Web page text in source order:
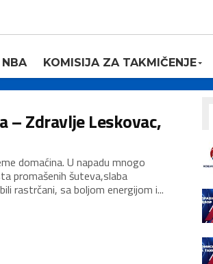
NBA KOMISIJA ZA TAKMIČENJE
– Zdravlje Leskovac,
domaćina. U napadu mnogo
promašenih šuteva,slaba
rastrčani, sa boljom energijom i...